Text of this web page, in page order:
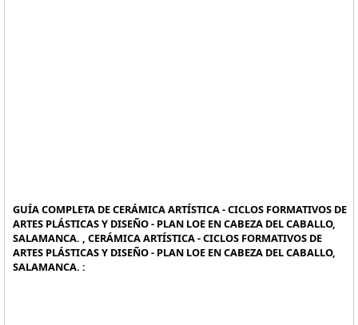
GUÍA COMPLETA DE CERÁMICA ARTÍSTICA - CICLOS FORMATIVOS DE
ARTES PLÁSTICAS Y DISEÑO - PLAN LOE EN CABEZA DEL CABALLO,
SALAMANCA. , CERÁMICA ARTÍSTICA - CICLOS FORMATIVOS DE
ARTES PLÁSTICAS Y DISEÑO - PLAN LOE EN CABEZA DEL CABALLO,
SALAMANCA. :